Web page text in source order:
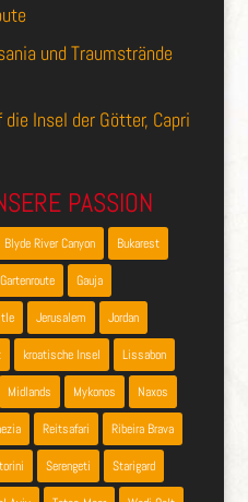
und Traumstrände
Insel der Götter, Capri
PASSION
Blyde River Canyon Bukarest
Gartenroute Gauja
Jerusalem Jordan
kroatische Insel Lissabon
Midlands Mykonos Naxos
Reitsafari Ribeira Brava
Serengeti Starigard